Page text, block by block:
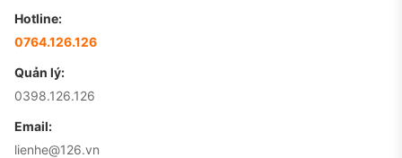
Hotline:
0764.126.126
Quản lý:
0398.126.126
Email:
lienhe@126.vn